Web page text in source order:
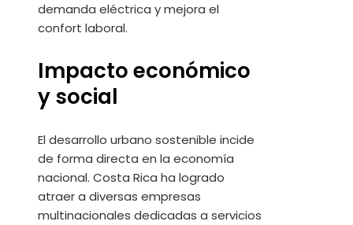
demanda eléctrica y mejora el
confort laboral.
Impacto económico
y social
El desarrollo urbano sostenible incide
de forma directa en la economía
nacional. Costa Rica ha logrado
atraer a diversas empresas
multinacionales dedicadas a servicios